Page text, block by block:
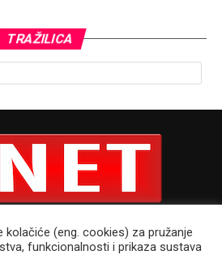
TRAŽILICA
(eng. cookies) za pružanje
funkcionalnosti i prikaza sustava